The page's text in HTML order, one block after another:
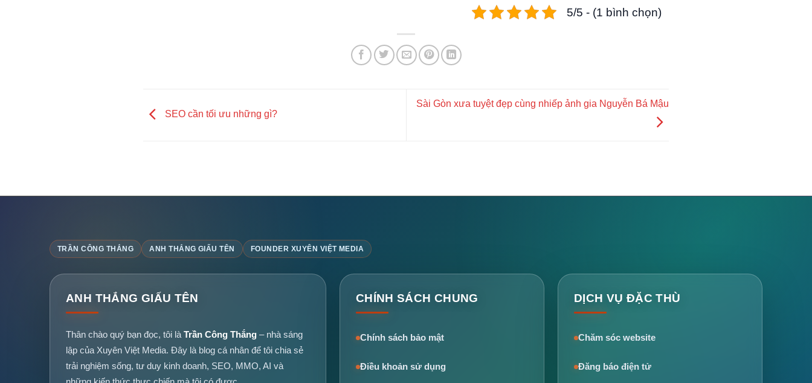
5/5 - (1 bình chọn)
SEO cần tối ưu những gì?
Sài Gòn xưa tuyệt đẹp cùng nhiếp ảnh gia Nguyễn Bá Mậu
TRẦN CÔNG THẮNG ANH THẮNG GIẤU TÊN FOUNDER XUYÊN VIỆT MEDIA
ANH THẮNG GIẤU TÊN
Thân chào quý bạn đọc, tôi là Trần Công Thắng – nhà sáng
lập của Xuyên Việt Media. Đây là blog cá nhân để tôi chia sẻ
trải nghiệm sống, tư duy kinh doanh, SEO, MMO, AI và
CHÍNH SÁCH CHUNG
Chính sách bảo mật
Điều khoản sử dụng
DỊCH VỤ ĐẶC THÙ
Chăm sóc website
Đăng báo điện tử